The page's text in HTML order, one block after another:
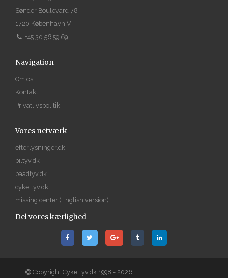
Sønder Boulevard 78
1720 København V
+45 30 56 59 69
Navigation
Om os
Kontakt
Privatlivspolitik
Vores netværk
efterlysninger.dk
biltyv.dk
baadtyv.dk
cykeltyv.dk
missing.center (English version)
Del vores kærlighed
Copyright Cykeltyv.dk 1998 - 2026